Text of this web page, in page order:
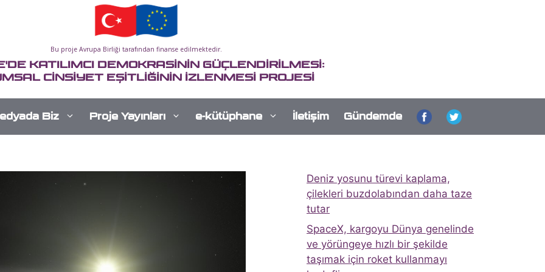
Bu proje Avrupa Birliği tarafından finanse edilmektedir.
KATILIMCI DEMOKRASİNİN GÜÇLENDİRİLMESİ:
CİNSİYET EŞİTLİĞİNİN İZLENMESİ PROJESİ
Biz Proje Yayınları e-kütüphane İletişim Gündemde
Deniz yosunu türevi kaplama,
çilekleri buzdolabından daha taze
tutar
SpaceX, kargoyu Dünya genelinde
ve yörüngeye hızlı bir şekilde
taşımak için roket kullanmayı